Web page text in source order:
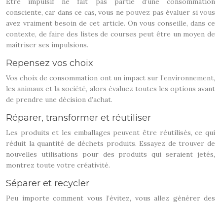
consciente, car dans ce cas, vous ne pouvez pas évaluer si vous
avez vraiment besoin de cet article. On vous conseille, dans ce
contexte, de faire des listes de courses peut être un moyen de
maîtriser ses impulsions.
Repensez vos choix
Vos choix de consommation ont un impact sur l’environnement,
les animaux et la société, alors évaluez toutes les options avant
de prendre une décision d’achat.
Réparer, transformer et réutiliser
Les produits et les emballages peuvent être réutilisés, ce qui
réduit la quantité de déchets produits. Essayez de trouver de
nouvelles utilisations pour des produits qui seraient jetés,
montrez toute votre créativité.
Séparer et recycler
Peu importe comment vous l’évitez, vous allez générer des